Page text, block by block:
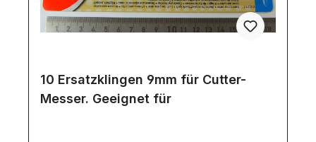
10 Ersatzklingen 9mm für Cutter-
Messer. Geeignet für